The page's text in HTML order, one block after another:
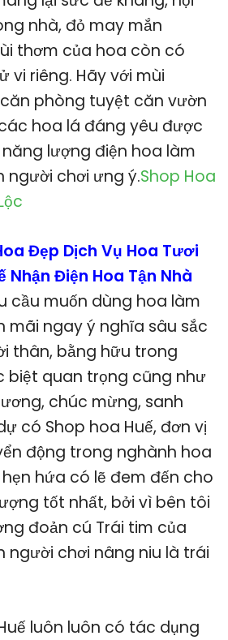
nhà, đỏ may mắn
thơm của hoa còn có
vi riêng. Hãy với mùi
phòng tuyệt căn vườn
hoa lá đáng yêu được
lượng điện hoa làm
người chơi ưng ý.Shop Hoa
Đẹp Dịch Vụ Hoa Tươi
Nhận Điện Hoa Tận Nhà
cầu muốn dùng hoa làm
mãi ngay ý nghĩa sâu sắc
thân, bằng hữu trong
biệt quan trọng cũng như
chúc mừng, sanh
có Shop hoa Huế, đơn vị
động trong nghành hoa
hứa có lẽ đem đến cho
tốt nhất, bởi vì bên tôi
đoản cú Trái tim của
người chơi nâng niu là trái
luôn luôn có tác dụng